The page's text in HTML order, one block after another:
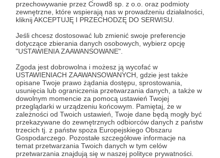
przechowywanie przez Crowd8 sp. z o.o. oraz podmioty
zewnętrzne, które wspierają nas w prowadzeniu działalności,
kliknij AKCEPTUJĘ I PRZECHODZĘ DO SERWISU.
Jeśli chcesz dostosować lub zmienić swoje preferencje
dotyczące zbierania danych osobowych, wybierz opcję
"USTAWIENIA ZAAWANSOWANE".
Zgoda jest dobrowolna i możesz ją wycofać w
USTAWIENIACH ZAAWANSOWANYCH, gdzie jest także
opisane Twoje prawo żądania dostępu, sprostowania,
usunięcia lub ograniczenia przetwarzania danych, a także w
dowolnym momencie za pomocą ustawień Twojej
przeglądarki w urządzeniu końcowym. Pamiętaj, że w
zależności od Twoich ustawień, Twoje dane będą mogły być
przekazywane do zewnętrznych odbiorców danych z państw
trzecich tj. z państw spoza Europejskiego Obszaru
Gospodarczego. Pozostałe szczegółowe informacje na
temat przetwarzania Twoich danych w tym celów
przetwarzania znajdują się w naszej polityce prywatności.
Dołącz do grona Patronów!
Wesprzyj działalność AutoraTygodnik Podhalański
już teraz!